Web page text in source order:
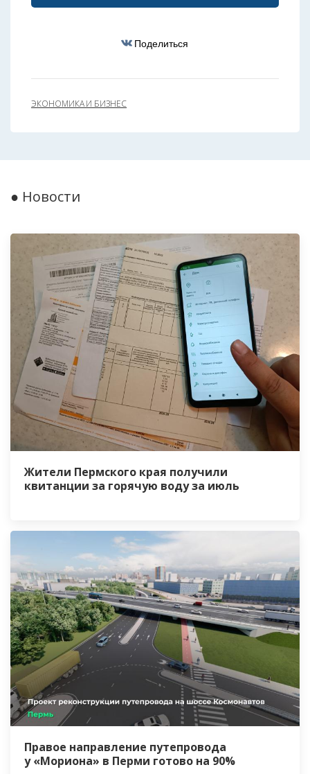
Поделиться
ЭКОНОМИКА И БИЗНЕС
● Новости
Жители Пермского края получили
квитанции за горячую воду за июль
Правое направление путепровода
у «Мориона» в Перми готово на 90%